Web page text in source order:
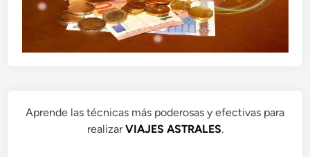
Aprende las técnicas más poderosas y efectivas para
realizarVIAJES ASTRALES.